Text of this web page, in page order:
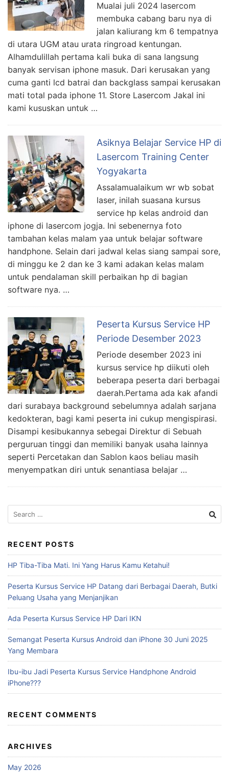
Mualai juli 2024 lasercom
membuka cabang baru nya di
jalan kaliurang km 6 tempatnya
di utara UGM atau urata ringroad kentungan.
Alhamdulillah pertama kali buka di sana langsung
banyak servisan iphone masuk. Dari kerusakan yang
cuma ganti lcd batrai dan backglass sampai kerusakan
mati total pada iphone 11. Store Lasercom Jakal ini
kami kususkan untuk …
Asiknya Belajar Service HP di
Lasercom Training Center
Yogyakarta
Assalamualaikum wr wb sobat
laser, inilah suasana kursus
service hp kelas android dan
iphone di lasercom jogja. Ini sebenernya foto
tambahan kelas malam yaa untuk belajar software
handphone. Selain dari jadwal kelas siang sampai sore,
di minggu ke 2 dan ke 3 kami adakan kelas malam
untuk pendalaman skill perbaikan hp di bagian
software nya. …
Peserta Kursus Service HP
Periode Desember 2023
Periode desember 2023 ini
kursus service hp diikuti oleh
beberapa peserta dari berbagai
daerah.Pertama ada kak afandi
dari surabaya background sebelumnya adalah sarjana
kedokteran, bagi kami peserta ini cukup mengispirasi.
Disampi kesibukannya sebegai Direktur di Sebuah
perguruan tinggi dan memiliki banyak usaha lainnya
seperti Percetakan dan Sablon kaos beliau masih
menyempatkan diri untuk senantiasa belajar …
RECENT POSTS
HP Tiba-Tiba Mati. Ini Yang Harus Kamu Ketahui!
Peserta Kursus Service HP Datang dari Berbagai Daerah, Butki
Peluang Usaha yang Menjanjikan
Ada Peserta Kursus Service HP Dari IKN
Semangat Peserta Kursus Android dan iPhone 30 Juni 2025
Yang Membara
Ibu-ibu Jadi Peserta Kursus Service Handphone Android
iPhone???
RECENT COMMENTS
ARCHIVES
May 2026